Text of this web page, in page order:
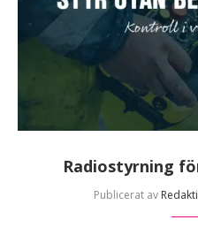
Radiostyrning
Publicerat av